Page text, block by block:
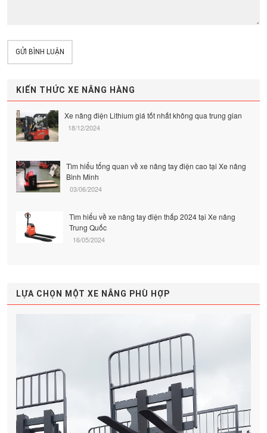
GỬI BÌNH LUẬN
KIẾN THỨC XE NÂNG HÀNG
Xe nâng điện Lithium giá tốt nhất không qua trung gian
18/12/2024
Tìm hiểu tổng quan về xe nâng tay điện cao tại Xe nâng
Bình Minh
03/06/2024
Tìm hiểu về xe nâng tay điện thấp 2024 tại Xe nâng
Trung Quốc
16/05/2024
LỰA CHỌN MỘT XE NÂNG PHÙ HỢP